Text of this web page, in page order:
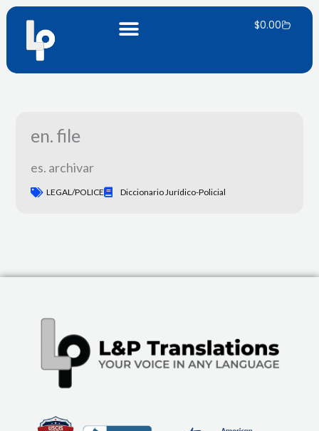
Saltar
conteúdo
$0.00
en. file
es. archivar
LEGAL/POLICE Diccionario Jurídico-Policial